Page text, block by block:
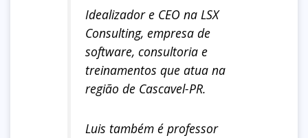
Idealizador e CEO na LSX
Consulting, empresa de
software, consultoria e
treinamentos que atua na
região de Cascavel-PR.
Luis também é professor